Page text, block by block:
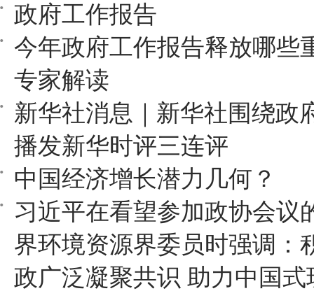
政府工作报告
今年政府工作报告释放哪些
专家解读
新华社消息｜新华社围绕政
播发新华时评三连评
中国经济增长潜力几何？
习近平在看望参加政协会议
界环境资源界委员时强调：
政广泛凝聚共识 助力中国式